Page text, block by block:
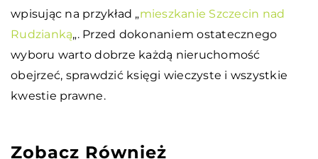
wpisując na przykład „mieszkanie Szczecin nad
Rudzianką„. Przed dokonaniem ostatecznego
wyboru warto dobrze każdą nieruchomość
obejrzeć, sprawdzić księgi wieczyste i wszystkie
kwestie prawne.
Zobacz Również